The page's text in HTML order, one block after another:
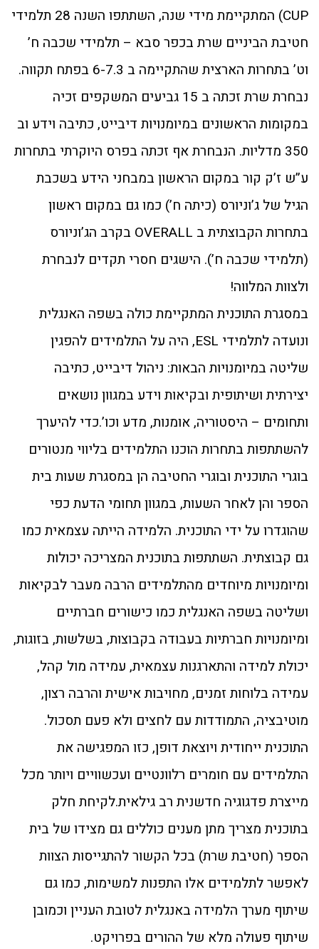
CUP) המתקיימת מידי שנה, השתתפו השנה 28 תלמידי
חטיבת הביניים שרת בכפר סבא – תלמידי שכבה ח’
וט’ בתחרות הארצית שהתקיימה ב 6-7.3 בפתח תקווה.
נבחרת שרת זכתה ב 15 גביעים המשקפים זכיה
במקומות הראשונים במיומנויות דיבייט, כתיבה וידע וב
350 מדליות. הנבחרת אף זכתה בפרס היוקרתי בתחרות
ע”ש ז’ק קור במקום הראשון במבחני הידע בשכבת
הגיל של ג’וניורס (כיתה ח’) כמו גם במקום ראשון
בתחרות הקבוצתית ב OVERALL בקרב הג’וניורס
(תלמידי שכבה ח’). הישגים חסרי תקדים לנבחרת
ולצוות המלווה!
במסגרת התוכנית המתקיימת כולה בשפה האנגלית
ונועדה לתלמידי ESL, היה על התלמידים להפגין
שליטה במיומנויות הבאות: ניהול דיבייט, כתיבה
יצירתית ושיתופית ובקיאות וידע במגוון נושאים
ותחומים – היסטוריה, אומנות, מדע וכו’.כדי להיערך
להשתתפות בתחרות הוכנו התלמידים בליווי מנטורים
בוגרי התוכנית ובוגרי החטיבה הן במסגרת שעות בית
הספר והן לאחר השעות, במגוון תחומי הדעת כפי
שהוגדרו על ידי התוכנית. הלמידה הייתה עצמאית כמו
גם קבוצתית. השתתפות בתוכנית המצריכה יכולות
ומיומנויות מיוחדים מהתלמידים הרבה מעבר לבקיאות
ושליטה בשפה האנגלית כמו כישורים חברתיים
ומיומנויות חברתיות בעבודה בקבוצות, בשלשות, בזוגות,
יכולת למידה והתארגנות עצמאית, עמידה מול קהל,
עמידה בלוחות זמנים, מחויבות אישית והרבה רצון,
מוטיבציה, התמודדות עם לחצים ולא פעם תסכול.
התוכנית ייחודית ויוצאת דופן, כזו המפגישה את
התלמידים עם חומרים רלוונטיים ועכשוויים ויותר מכל
מייצרת פדגוגיה חדשנית רב גילאית.לקיחת חלק
בתוכנית מצריך מתן מענים כוללים גם מצידו של בית
הספר (חטיבת שרת) בכל הקשור להתגייסות הצוות
לאפשר לתלמידים אלו התפנות למשימות, כמו גם
שיתוף מערך הלמידה באנגלית לטובת העניין וכמובן
שיתוף פעולה מלא של ההורים בפרויקט.